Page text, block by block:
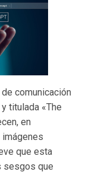
comunicación
titulada «The
en
imágenes
que esta
sesgos que